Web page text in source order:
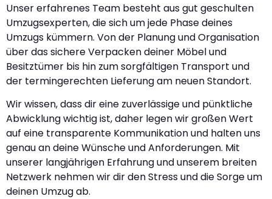
Unser erfahrenes Team besteht aus gut geschulten
Umzugsexperten, die sich um jede Phase deines
Umzugs kümmern. Von der Planung und Organisation
über das sichere Verpacken deiner Möbel und
Besitztümer bis hin zum sorgfältigen Transport und
der termingerechten Lieferung am neuen Standort.
Wir wissen, dass dir eine zuverlässige und pünktliche
Abwicklung wichtig ist, daher legen wir großen Wert
auf eine transparente Kommunikation und halten uns
genau an deine Wünsche und Anforderungen. Mit
unserer langjährigen Erfahrung und unserem breiten
Netzwerk nehmen wir dir den Stress und die Sorge um
deinen Umzug ab.